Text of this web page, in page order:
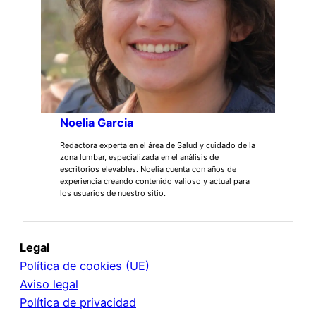
Noelia Garcia
Redactora experta en el área de Salud y cuidado de la
zona lumbar, especializada en el análisis de
escritorios elevables. Noelia cuenta con años de
experiencia creando contenido valioso y actual para
los usuarios de nuestro sitio.
Legal
Política de cookies (UE)
Aviso legal
Política de privacidad